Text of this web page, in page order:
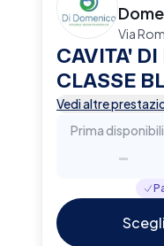
Via
CAVITA'
CLASSE
Vedi altre
Prima
-